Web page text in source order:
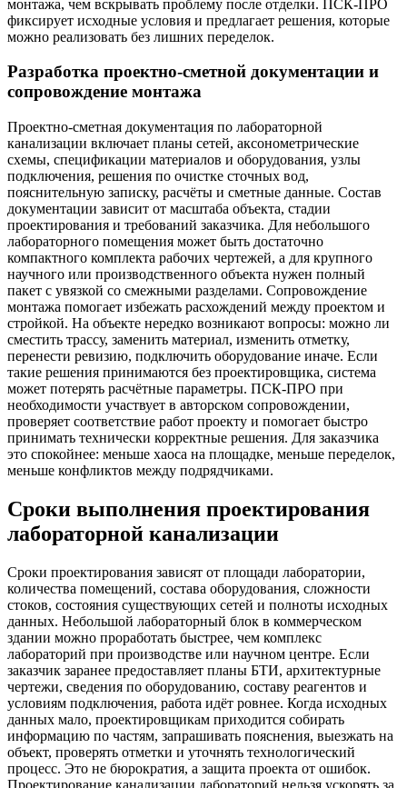
монтажа, чем вскрывать проблему после отделки. ПСК-ПРО
фиксирует исходные условия и предлагает решения, которые
можно реализовать без лишних переделок.
Разработка проектно-сметной документации и
сопровождение монтажа
Проектно-сметная документация по лабораторной
канализации включает планы сетей, аксонометрические
схемы, спецификации материалов и оборудования, узлы
подключения, решения по очистке сточных вод,
пояснительную записку, расчёты и сметные данные. Состав
документации зависит от масштаба объекта, стадии
проектирования и требований заказчика. Для небольшого
лабораторного помещения может быть достаточно
компактного комплекта рабочих чертежей, а для крупного
научного или производственного объекта нужен полный
пакет с увязкой со смежными разделами. Сопровождение
монтажа помогает избежать расхождений между проектом и
стройкой. На объекте нередко возникают вопросы: можно ли
сместить трассу, заменить материал, изменить отметку,
перенести ревизию, подключить оборудование иначе. Если
такие решения принимаются без проектировщика, система
может потерять расчётные параметры. ПСК-ПРО при
необходимости участвует в авторском сопровождении,
проверяет соответствие работ проекту и помогает быстро
принимать технически корректные решения. Для заказчика
это спокойнее: меньше хаоса на площадке, меньше переделок,
меньше конфликтов между подрядчиками.
Сроки выполнения проектирования
лабораторной канализации
Сроки проектирования зависят от площади лаборатории,
количества помещений, состава оборудования, сложности
стоков, состояния существующих сетей и полноты исходных
данных. Небольшой лабораторный блок в коммерческом
здании можно проработать быстрее, чем комплекс
лабораторий при производстве или научном центре. Если
заказчик заранее предоставляет планы БТИ, архитектурные
чертежи, сведения по оборудованию, составу реагентов и
условиям подключения, работа идёт ровнее. Когда исходных
данных мало, проектировщикам приходится собирать
информацию по частям, запрашивать пояснения, выезжать на
объект, проверять отметки и уточнять технологический
процесс. Это не бюрократия, а защита проекта от ошибок.
Проектирование канализации лабораторий нельзя ускорять за